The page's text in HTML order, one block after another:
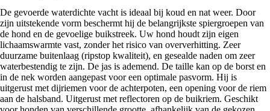
De gevoerde waterdichte vacht is ideaal bij koud en nat weer. Door
zijn uitstekende vorm beschermt hij de belangrijkste spiergroepen van
de hond en de gevoelige buikstreek. Uw hond houdt zijn eigen
lichaamswarmte vast, zonder het risico van oververhitting. Zeer
duurzame buitenlaag (ripstop kwaliteit), en gesealde naden om zeer
waterbestendig te zijn. De jas is ademend. De taille kan op de borst en
in de nek worden aangepast voor een optimale pasvorm. Hij is
uitgerust met dijriemen voor de achterpoten, een opening voor de riem
aan de halsband. Uitgerust met reflectoren op de buikriem. Geschikt